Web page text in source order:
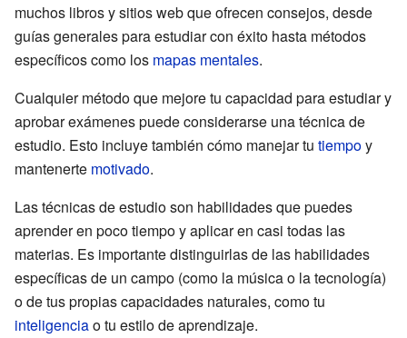
muchos libros y sitios web que ofrecen consejos, desde
guías generales para estudiar con éxito hasta métodos
específicos como los mapas mentales.
Cualquier método que mejore tu capacidad para estudiar y
aprobar exámenes puede considerarse una técnica de
estudio. Esto incluye también cómo manejar tu tiempoy
mantenerte motivado.
Las técnicas de estudio son habilidades que puedes
aprender en poco tiempo y aplicar en casi todas las
materias. Es importante distinguirlas de las habilidades
específicas de un campo (como la música o la tecnología)
o de tus propias capacidades naturales, como tu
inteligenciao tu estilo de aprendizaje.